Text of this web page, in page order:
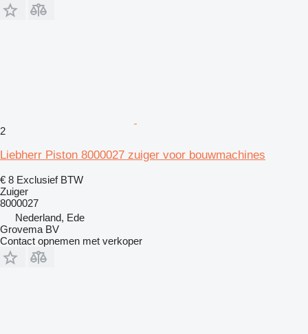
2
Liebherr Piston 8000027 zuiger voor bouwmachines
€ 8 Exclusief BTW
Zuiger
8000027
Nederland, Ede
Grovema BV
Contact opnemen met verkoper